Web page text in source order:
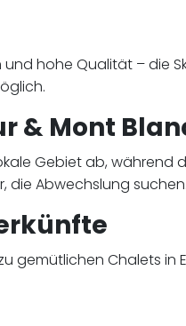
und hohe Qualität – die
& Mont
Gebiet ab, während
die Abwechslung suchen.
gemütlichen Chalets